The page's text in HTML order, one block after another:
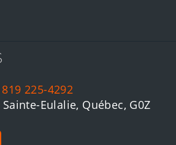
225-4292
Eulalie, Québec, G0Z